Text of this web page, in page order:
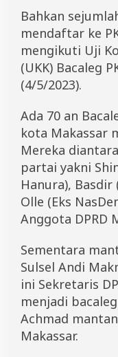
Bahkan
mendaftar ke
mengikuti Uji
(UKK) Bacaleg
(4/5/2023).
Ada 70 an
kota Makassar
Mereka
partai yakni
Hanura),
Olle (Eks
Anggota DPRD
Sementara
Sulsel Andi
ini Sekretaris
menjadi
Achmad
Makassar.